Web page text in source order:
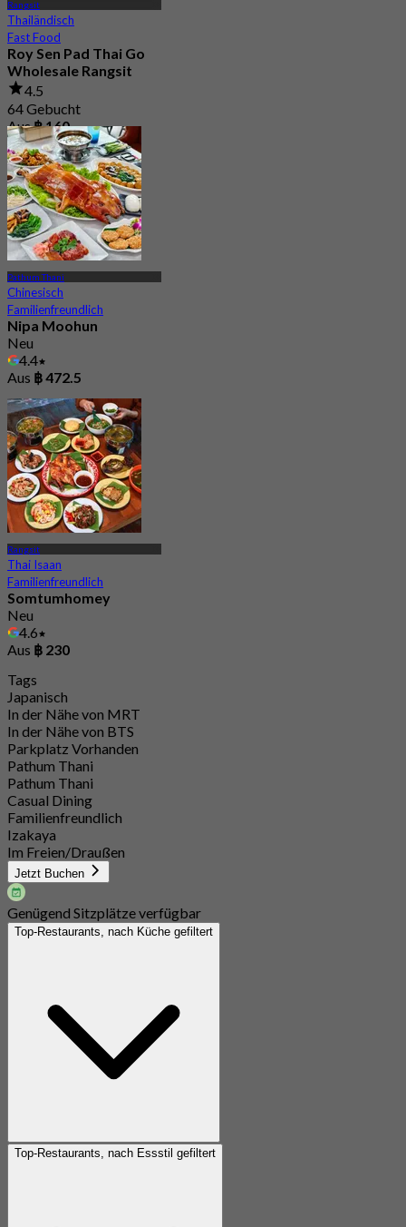
Rangsit
Thailändisch
Fast Food
Roy Sen Pad Thai Go
Wholesale Rangsit
4.5
64 Gebucht
Aus฿ 160
Pathum Thani
Chinesisch
Familienfreundlich
Nipa Moohun
Neu
4.4
Aus ฿ 472.5
Rangsit
Thai Isaan
Familienfreundlich
Somtumhomey
Neu
4.6
Aus ฿ 230
Tags
Japanisch
In der Nähe von MRT
In der Nähe von BTS
Parkplatz Vorhanden
Pathum Thani
Pathum Thani
Casual Dining
Familienfreundlich
Izakaya
Im Freien/Draußen
Jetzt Buchen
Genügend Sitzplätze verfügbar
Top-Restaurants, nach Küche gefiltert
Top-Restaurants, nach Essstil gefiltert